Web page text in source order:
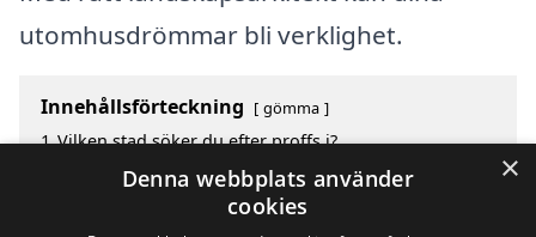
utomhusdrömmar bli verklighet.
Innehållsförteckning gömma
1 Vilken stad söker du efter proffs i?
Sök efter landskapsarkitekt i de största städerna i
Behöver du ytterligare hjälp och inspiration?
×
Denna webbplats använder
cookies